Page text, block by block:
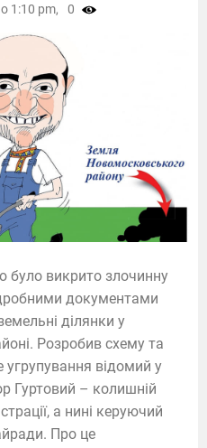
було викрито злочинну
документами
ділянки у
Розробив схему та
відомий у
Гуртовий – колишній
а нині керуючий
Про це
1:10 pm, 0